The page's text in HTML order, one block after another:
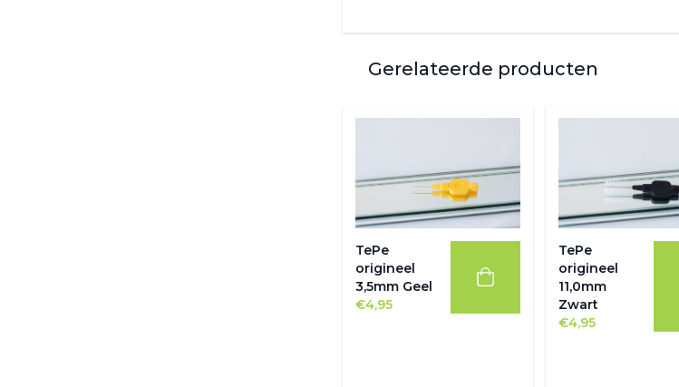
Gerelateerde producten
TePe
origineel
3,5mm Geel
€4,95
TePe
origineel
11,0mm
Zwart
€4,95